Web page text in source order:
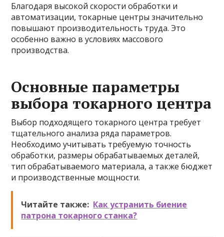
Благодаря высокой скорости обработки и
автоматизации, токарные центры значительно
повышают производительность труда. Это
особенно важно в условиях массового
производства.
Основные параметры
выбора токарного центра
Выбор подходящего токарного центра требует
тщательного анализа ряда параметров.
Необходимо учитывать требуемую точность
обработки, размеры обрабатываемых деталей,
тип обрабатываемого материала, а также бюджет
и производственные мощности.
Читайте также: Как устранить биение
патрона токарного станка?